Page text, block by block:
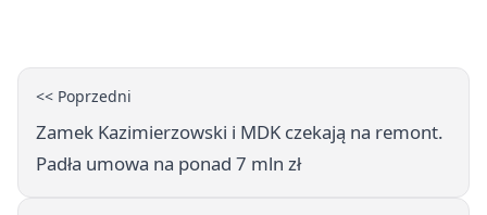
<< Poprzedni
Zamek Kazimierzowski i MDK czekają na remont.
Padła umowa na ponad 7 mln zł